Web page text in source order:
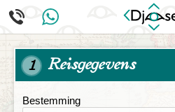
1 Reisgegevens
Bestemming